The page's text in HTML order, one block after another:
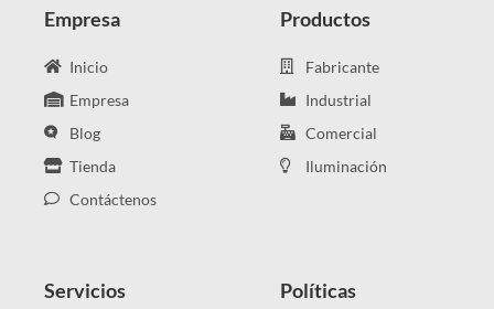
Empresa
Inicio
Empresa
Blog
Tienda
Contáctenos
Productos
Fabricante
Industrial
Comercial
Iluminación
Servicios Políticas